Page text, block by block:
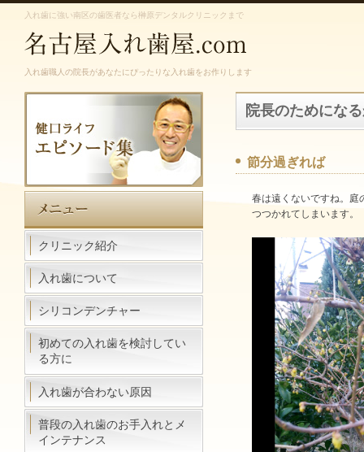
入れ歯に強い南区の歯医者なら榊原デンタルクリニックまで
入れ歯職人の院長があなたにぴったりな入れ歯をお作りします
院長のためにな
節分過ぎれば
春は遠くないですね。庭
つつかれてしまいます。
クリニック紹介
入れ歯について
シリコンデンチャー
初めての入れ歯を検討してい
る方に
入れ歯が合わない原因
普段の入れ歯のお手入れとメ
インテナンス